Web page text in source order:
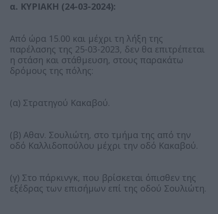
α. ΚΥΡΙΑΚΗ (24-03-2024):
Από ώρα 15.00 και μέχρι τη λήξη της
παρέλασης της 25-03-2023, δεν θα επιτρέπεται
η στάση και στάθμευση, στους παρακάτω
δρόμους της πόλης:
(α) Στρατηγού Κακαβού.
(β) Αθαν. Σουλιώτη, στο τμήμα της από την
οδό Καλλιδοπούλου μέχρι την οδό Κακαβού.
(γ) Στο πάρκινγκ, που βρίσκεται όπισθεν της
εξέδρας των επισήμων επί της οδού Σουλιώτη.